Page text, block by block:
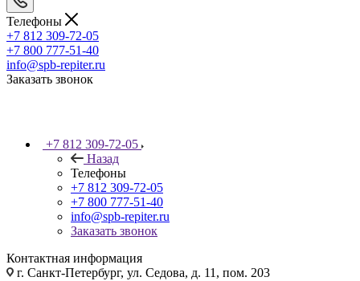
Телефоны
+7 812 309-72-05
+7 800 777-51-40
info@spb-repiter.ru
Заказать звонок
+7 812 309-72-05
Назад
Телефоны
+7 812 309-72-05
+7 800 777-51-40
info@spb-repiter.ru
Заказать звонок
Контактная информация
г. Санкт-Петербург, ул. Седова, д. 11, пом. 203